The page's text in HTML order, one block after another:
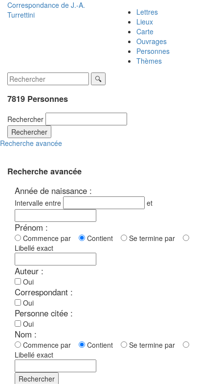
Correspondance de J.-A.
Turrettini
Lettres
Lieux
Carte
Ouvrages
Personnes
Thèmes
7819 Personnes
Rechercher
Rechercher
Recherche avancée
Recherche avancée
Année de naissance :
Intervalle entre et
Prénom :
Commence par Contient
Se termine par
Libellé exact
Auteur :
Oui
Correspondant :
Oui
Personne citée :
Oui
Nom :
Commence par Contient
Se termine par
Libellé exact
Rechercher